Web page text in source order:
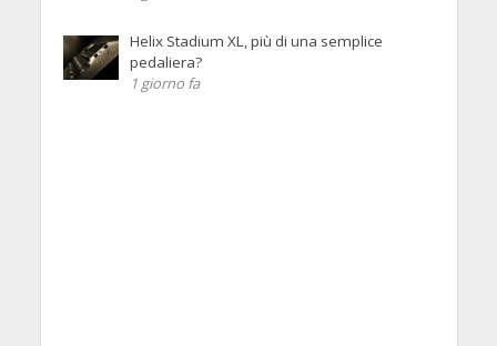
Helix Stadium XL, più di una semplice
pedaliera?
1 giorno fa